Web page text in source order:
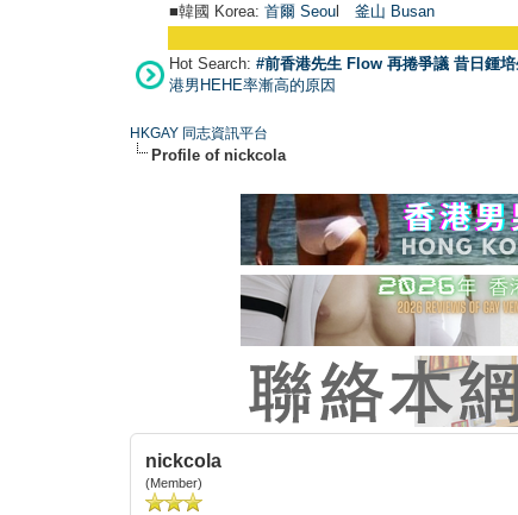
■韓國 Korea: 首爾 Seou 釜山 Busan
Hot Search: #前香港先生 Flow 再捲爭議 昔日鍾
港男HEHE率漸高的原因
HKGAY 同志資訊平台
Profile of nickcola
nickcola
(Member)